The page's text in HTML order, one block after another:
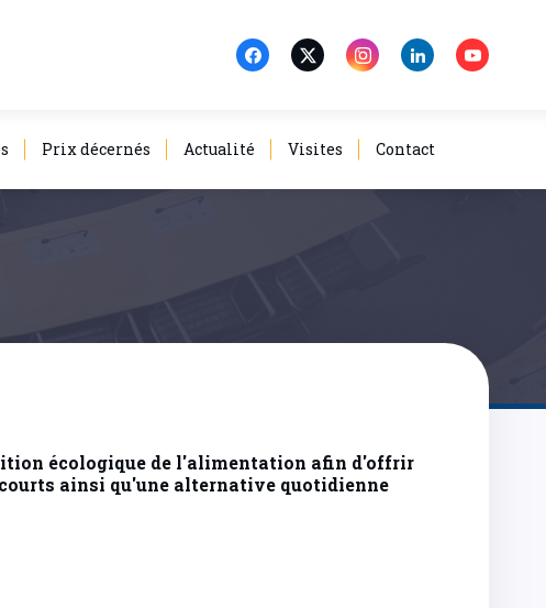
Prix décernés Actualité Visites Contact
écologique de l'alimentation afin d'offrir
ainsi qu'une alternative quotidienne